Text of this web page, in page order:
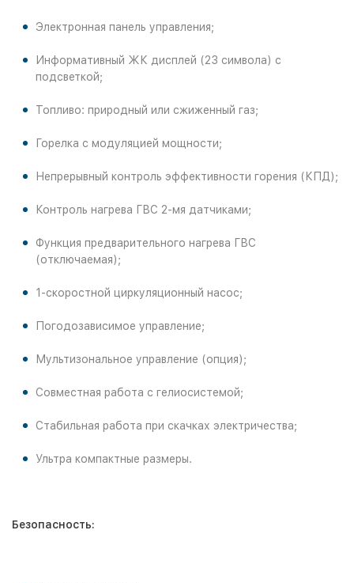
Электронная панель управления;
Информативный ЖК дисплей (23 символа) с
подсветкой;
Топливо: природный или сжиженный газ;
Горелка с модуляцией мощности;
Непрерывный контроль эффективности горения (КПД);
Контроль нагрева ГВС 2-мя датчиками;
Функция предварительного нагрева ГВС
(отключаемая);
1-скоростной циркуляционный насос;
Погодозависимое управление;
Мультизональное управление (опция);
Совместная работа с гелиосистемой;
Стабильная работа при скачках электричества;
Ультра компактные размеры.
Безопасность: